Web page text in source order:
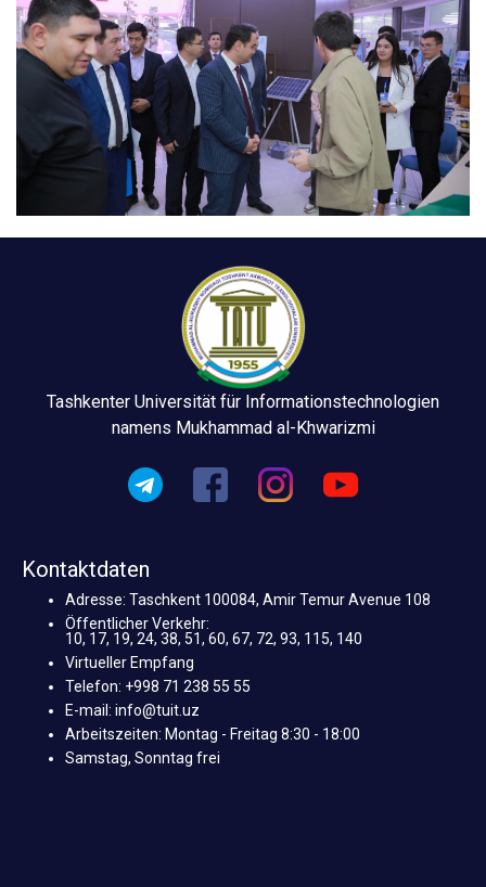
Tashkenter Universität für Informationstechnologien
namens Mukhammad al-Khwarizmi
Kontaktdaten
Adresse: Taschkent 100084, Amir Temur Avenue 108
Öffentlicher Verkehr:
10, 17, 19, 24, 38, 51, 60, 67, 72, 93, 115, 140
Virtueller Empfang
Telefon: +998 71 238 55 55
E-mail: info@tuit.uz
Arbeitszeiten: Montag - Freitag 8:30 - 18:00
Samstag, Sonntag frei